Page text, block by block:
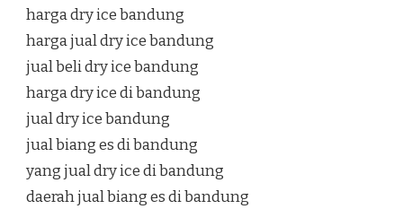
harga dry ice bandung
harga jual dry ice bandung
jual beli dry ice bandung
harga dry ice di bandung
jual dry ice bandung
jual biang es di bandung
yang jual dry ice di bandung
daerah jual biang es di bandung